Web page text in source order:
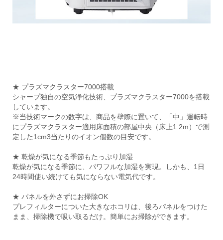
★ プラズマクラスター7000搭載
シャープ独自の空気浄化技術、プラズマクラスター7000を搭載
しています。
※当技術マークの数字は、商品を壁際に置いて、「中」運転時
にプラズマクラスター適用床面積の部屋中央（床上1.2m）で測
定した1cm3当たりのイオン個数の目安です。
★ 乾燥が気になる季節もたっぷり加湿
乾燥が気になる季節に、パワフルな加湿を実現。しかも、1日
24時間使い続けても気にならない電気代です。
★ パネルを外さずにお掃除OK
プレフィルターについた大きなホコリは、後ろパネルをつけた
まま、掃除機で吸い取るだけ。簡単にお掃除ができます。